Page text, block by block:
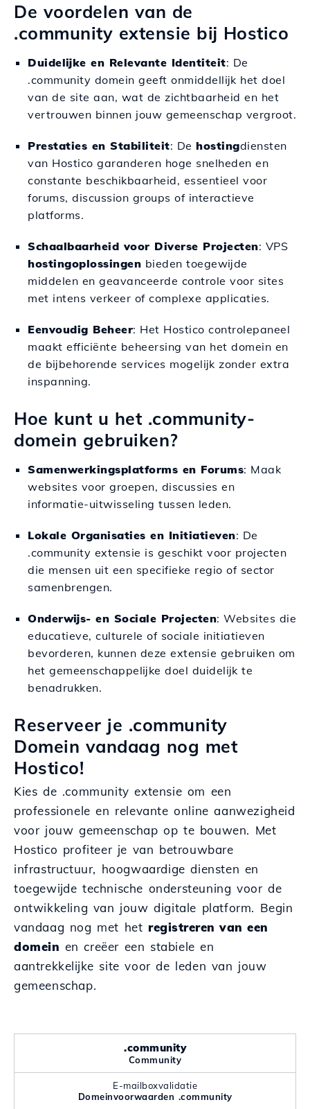
De voordelen van de
.community extensie bij Hostico
Duidelijke en Relevante Identiteit: De
.community domein geeft onmiddellijk het doel
van de site aan, wat de zichtbaarheid en het
vertrouwen binnen jouw gemeenschap vergroot.
Prestaties en Stabiliteit: De hostingdiensten
van Hostico garanderen hoge snelheden en
constante beschikbaarheid, essentieel voor
forums, discussion groups of interactieve
platforms.
Schaalbaarheid voor Diverse Projecten: VPS
hostingoplossingen bieden toegewijde
middelen en geavanceerde controle voor sites
met intens verkeer of complexe applicaties.
Eenvoudig Beheer: Het Hostico controlepaneel
maakt efficiënte beheersing van het domein en
de bijbehorende services mogelijk zonder extra
inspanning.
Hoe kunt u het .community-
domein gebruiken?
Samenwerkingsplatforms en Forums: Maak
websites voor groepen, discussies en
informatie-uitwisseling tussen leden.
Lokale Organisaties en Initiatieven: De
.community extensie is geschikt voor projecten
die mensen uit een specifieke regio of sector
samenbrengen.
Onderwijs- en Sociale Projecten: Websites die
educatieve, culturele of sociale initiatieven
bevorderen, kunnen deze extensie gebruiken om
het gemeenschappelijke doel duidelijk te
benadrukken.
Reserveer je .community
Domein vandaag nog met
Hostico!
Kies de .community extensie om een
professionele en relevante online aanwezigheid
voor jouw gemeenschap op te bouwen. Met
Hostico profiteer je van betrouwbare
infrastructuur, hoogwaardige diensten en
toegewijde technische ondersteuning voor de
ontwikkeling van jouw digitale platform. Begin
vandaag nog met hetregistreren van een
domein en creëer een stabiele en
aantrekkelijke site voor de leden van jouw
gemeenschap.
.community
Community
E-mailboxvalidatie
Domeinvoorwaarden .community